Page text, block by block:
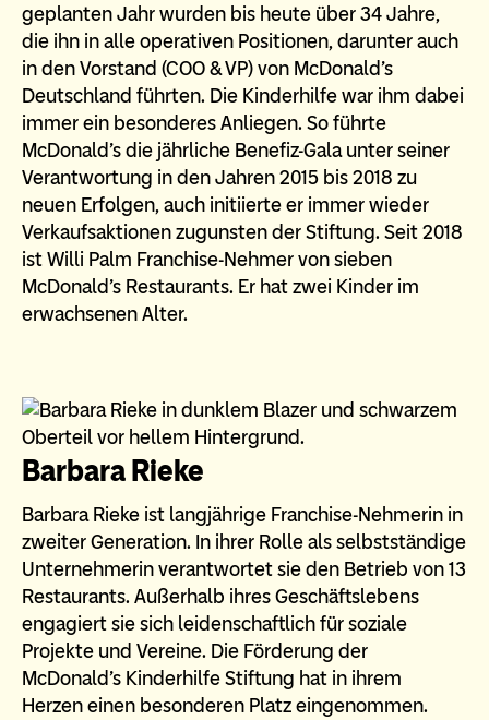
geplanten Jahr wurden bis heute über 34 Jahre,
die ihn in alle operativen Positionen, darunter auch
in den Vorstand (COO & VP) von McDonald's
Deutschland führten. Die Kinderhilfe war ihm dabei
immer ein besonderes Anliegen. So führte
McDonald’s die jährliche Benefiz-Gala unter seiner
Verantwortung in den Jahren 2015 bis 2018 zu
neuen Erfolgen, auch initiierte er immer wieder
Verkaufsaktionen zugunsten der Stiftung. Seit 2018
ist Willi Palm Franchise-Nehmer von sieben
McDonald's Restaurants. Er hat zwei Kinder im
erwachsenen Alter.
Barbara Rieke
Barbara Rieke ist langjährige Franchise-Nehmerin in
zweiter Generation. In ihrer Rolle als selbstständige
Unternehmerin verantwortet sie den Betrieb von 13
Restaurants. Außerhalb ihres Geschäftslebens
engagiert sie sich leidenschaftlich für soziale
Projekte und Vereine. Die Förderung der
McDonald’s Kinderhilfe Stiftung hat in ihrem
Herzen einen besonderen Platz eingenommen.